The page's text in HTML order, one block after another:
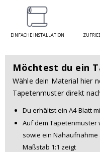
EINFACHE INSTALLATION
Möchtest du ein
Wähle dein Material hier
Tapetenmuster direkt
Du erhältst ein A4-Blatt
Auf dem Tapetenmuster
sowie ein Nahaufnahme
Maßstab 1:1 zeigt